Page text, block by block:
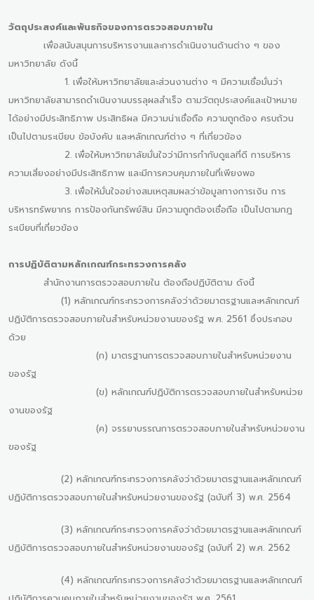
วัตถุประสงค์และพันธกิจของการตรวจสอบภายใน
เพื่อสนับสนุนการบริหารงานและการดำเนินงานด้านต่าง ๆ ของ
มหาวิทยาลัย ดังนี้
1. เพื่อให้มหาวิทยาลัยและส่วนงานต่าง ๆ มีความเชื่อมั่นว่า
มหาวิทยาลัยสามารถดำเนินงานบรรลุผลสำเร็จ ตามวัตถุประสงค์และเป้าหมาย
ได้อย่างมีประสิทธิภาพ ประสิทธิผล มีความน่าเชื่อถือ ความถูกต้อง ครบถ้วน
เป็นไปตามระเบียบ ข้อบังคับ และหลักเกณฑ์ต่าง ๆ ที่เกี่ยวข้อง
2. เพื่อให้มหาวิทยาลัยมั่นใจว่ามีการกำกับดูแลที่ดี การบริหาร
ความเสี่ยงอย่างมีประสิทธิภาพ และมีการควบคุมภายในที่เพียงพอ
3. เพื่อให้มั่นใจอย่างสมเหตุสมผลว่าข้อมูลทางการเงิน การ
บริหารทรัพยากร การป้องกันทรัพย์สิน มีความถูกต้องเชื่อถือ เป็นไปตามกฎ
ระเบียบที่เกี่ยวข้อง
การปฏิบัติตามหลักเกณฑ์กระทรวงการคลัง
สำนักงานการตรวจสอบภายใน ต้องถือปฏิบัติตาม ดังนี้
(1) หลักเกณฑ์กระทรวงการคลังว่าด้วยมาตรฐานและหลักเกณฑ์
ปฏิบัติการตรวจสอบภายในสำหรับหน่วยงานของรัฐ พ.ศ. 2561 ซึ่งประกอบ
ด้วย
(ก) มาตรฐานการตรวจสอบภายในสำหรับหน่วยงาน
ของรัฐ
(ข) หลักเกณฑ์ปฏิบัติการตรวจสอบภายในสำหรับหน่วย
งานของรัฐ
(ค) จรรยาบรรณการตรวจสอบภายในสำหรับหน่วยงาน
ของรัฐ
(2) หลักเกณฑ์กระทรวงการคลังว่าด้วยมาตรฐานและหลักเกณฑ์
ปฏิบัติการตรวจสอบภายในสำหรับหน่วยงานของรัฐ (ฉบับที่ 3) พ.ศ. 2564
(3) หลักเกณฑ์กระทรวงการคลังว่าด้วยมาตรฐานและหลักเกณฑ์
ปฏิบัติการตรวจสอบภายในสำหรับหน่วยงานของรัฐ (ฉบับที่ 2) พ.ศ. 2562
(4) หลักเกณฑ์กระทรวงการคลังว่าด้วยมาตรฐานและหลักเกณฑ์